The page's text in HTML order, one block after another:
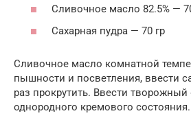
Сливочное масло 82.5% —
Сахарная пудра — 70 гр
Сливочное масло комнатной
пышности и посветления, ввести
раз прокрутить. Ввести
однородного кремового состояния.